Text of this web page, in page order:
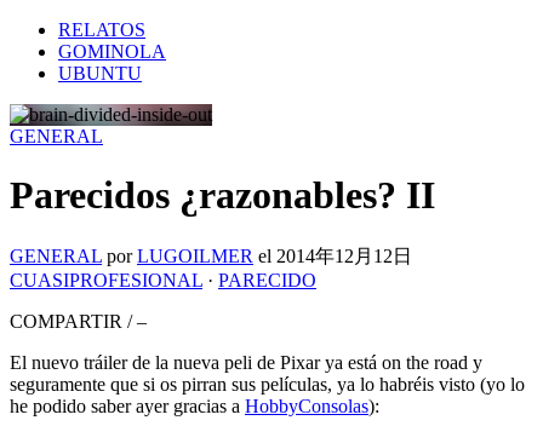
RELATOS
GOMINOLA
UBUNTU
GENERAL
Parecidos ¿razonables? II
GENERAL por LUGOILMER el 2014年12月12日
CUASIPROFESIONAL · PARECIDO
COMPARTIR / –
El nuevo tráiler de la nueva peli de Pixar ya está on the road y
seguramente que si os pirran sus películas, ya lo habréis visto (yo lo
he podido saber ayer gracias a HobbyConsolas):